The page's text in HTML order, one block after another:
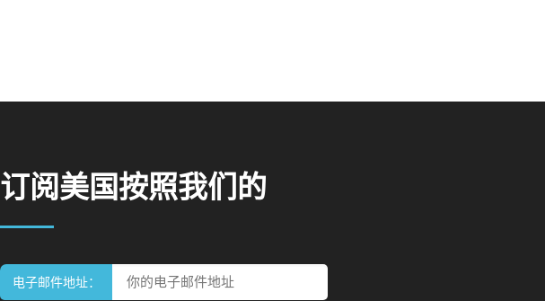
订阅美国按照我们的
电子邮件地址：